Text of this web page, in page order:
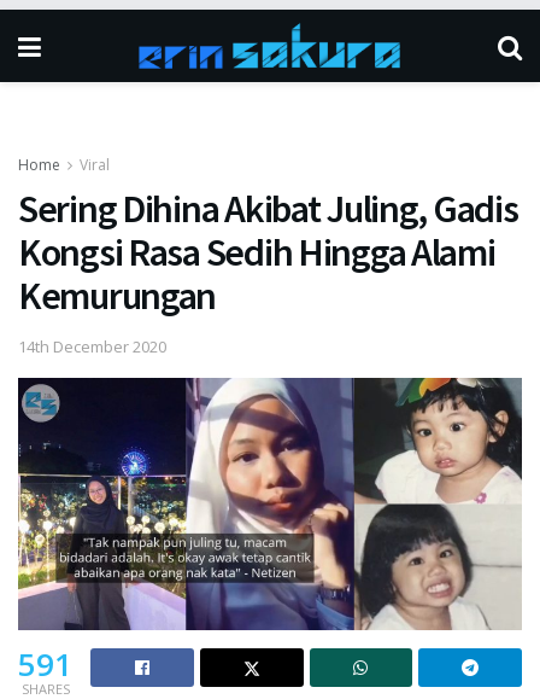
Home Viral
Sering Dihina Akibat Juling, Gadis
Kongsi Rasa Sedih Hingga Alami
Kemurungan
14th December 2020
591
SHARES